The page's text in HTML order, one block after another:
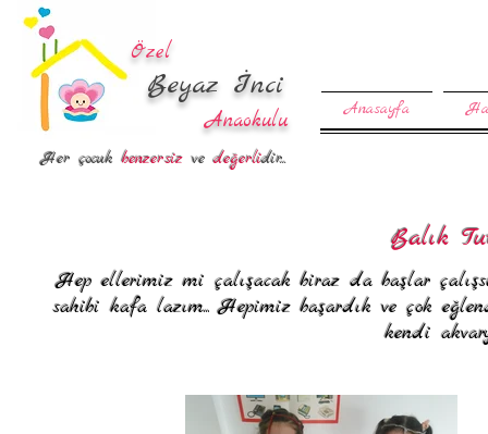
Özel
Beyaz İnci
Anaokulu Anasayfa
Her çocukbenzersizvedeğerlidir...
Balık
Hep ellerimiz mi çalışacak biraz da başlar
sahibi kafa lazım... Hepimiz başardık ve çok
kendi